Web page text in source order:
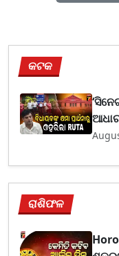
କଟକ
ରାଶିଫଳ